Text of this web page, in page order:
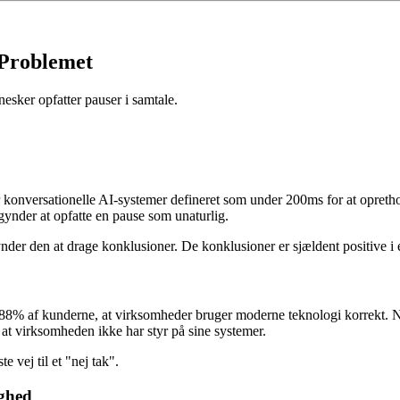
opfatter pauser i samtale.
AI-systemer defineret som under 200ms for at
at opfatte en pause som unaturlig.
den at drage konklusioner. De konklusioner er sjældent positive i
af kunderne, at virksomheder bruger moderne teknologi korrekt.
virksomheden ikke har styr på sine systemer.
vej til et "nej tak".